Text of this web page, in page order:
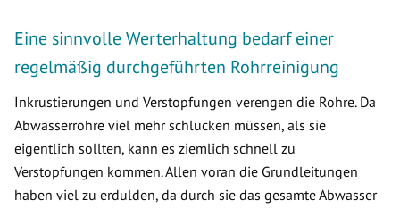
Eine sinnvolle Werterhaltung bedarf einer
regelmäßig durchgeführten Rohrreinigung
Inkrustierungen und Verstopfungen verengen die Rohre. Da
Abwasserrohre viel mehr schlucken müssen, als sie
eigentlich sollten, kann es ziemlich schnell zu
Verstopfungen kommen. Allen voran die Grundleitungen
haben viel zu erdulden, da durch sie das gesamte Abwasser